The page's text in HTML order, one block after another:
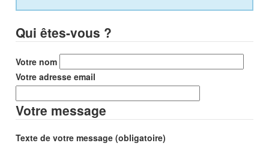
Qui êtes-vous ?
Votre nom
Votre adresse email
Votre message
Texte de votre message (obligatoire)